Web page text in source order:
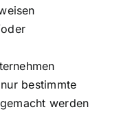
bestimmte
werden